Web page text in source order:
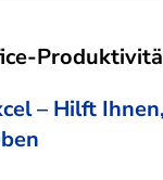
– Hilft